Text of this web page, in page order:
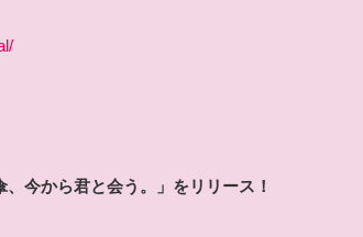
今から君と会う。 」 をリリース！